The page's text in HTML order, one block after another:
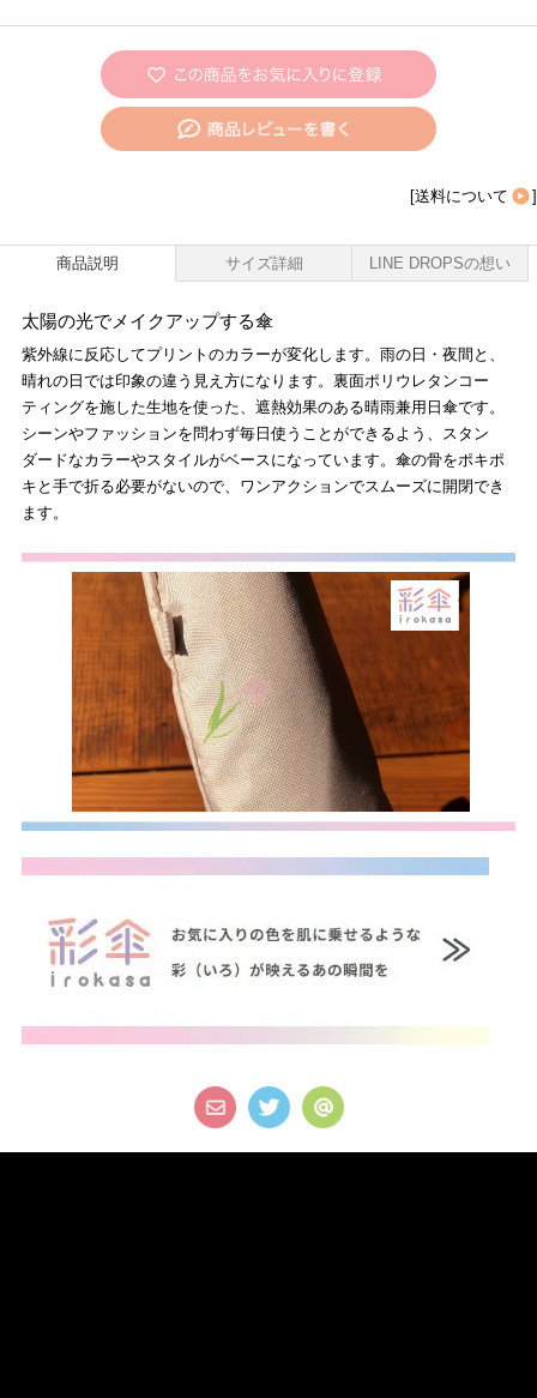
[送料について ]
商品説明 サイズ詳細 LINE DROPSの想い
太陽の光でメイクアップする傘
紫外線に反応してプリントのカラーが変化します。雨の日・夜間と、
晴れの日では印象の違う見え方になります。裏面ポリウレタンコー
ティングを施した生地を使った、遮熱効果のある晴雨兼用日傘です。
シーンやファッションを問わず毎日使うことができるよう、スタン
ダードなカラーやスタイルがベースになっています。傘の骨をポキポ
キと手で折る必要がないので、ワンアクションでスムーズに開閉でき
ます。